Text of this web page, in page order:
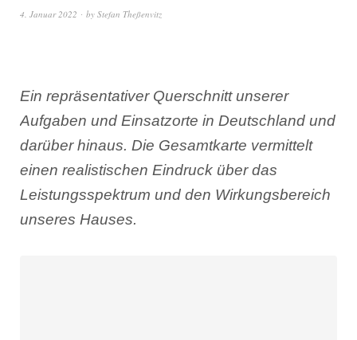
4. Januar 2022 by Stefan Theßenvitz
Ein repräsentativer Querschnitt unserer
Aufgaben und Einsatzorte in Deutschland und
darüber hinaus. Die Gesamtkarte vermittelt
einen realistischen Eindruck über das
Leistungsspektrum und den Wirkungsbereich
unseres Hauses.